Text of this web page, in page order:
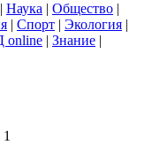
| Наука | Общество |
| Спорт | Экология |
online | Знание |
1